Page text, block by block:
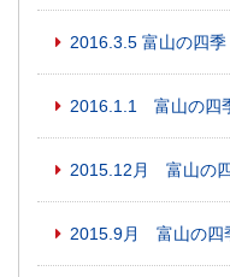
2016.3.5 富山の四
2016.1.1 富山の四
2015.12月 富山の
2015.9月 富山の